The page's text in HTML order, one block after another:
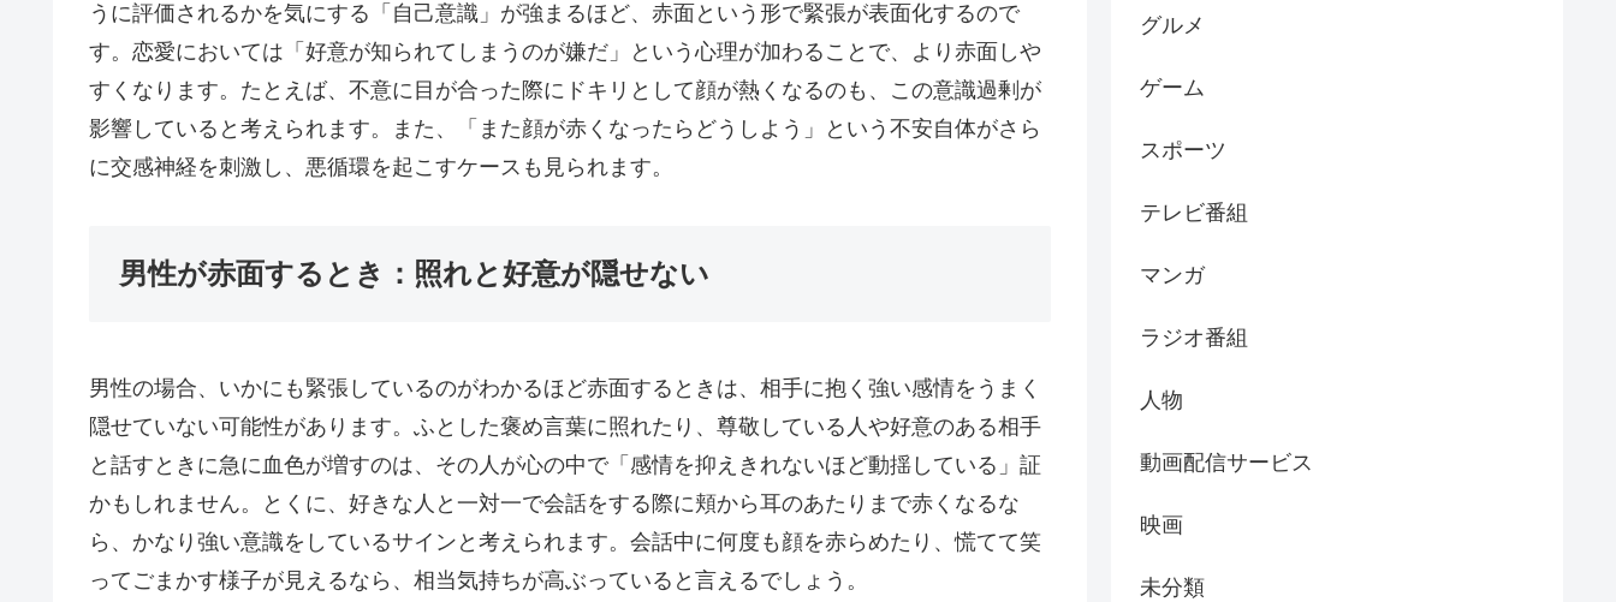
うに評価されるかを気にする「自己意識」が強まるほど、赤面という形で緊張が表面化するので
す。恋愛においては「好意が知られてしまうのが嫌だ」という心理が加わることで、より赤面しや
すくなります。たとえば、不意に目が合った際にドキリとして顔が熱くなるのも、この意識過剰が
影響していると考えられます。また、「また顔が赤くなったらどうしよう」という不安自体がさら
に交感神経を刺激し、悪循環を起こすケースも見られます。
男性が赤面するとき：照れと好意が隠せない
男性の場合、いかにも緊張しているのがわかるほど赤面するときは、相手に抱く強い感情をうまく
隠せていない可能性があります。ふとした褒め言葉に照れたり、尊敬している人や好意のある相手
と話すときに急に血色が増すのは、その人が心の中で「感情を抑えきれないほど動揺している」証
かもしれません。とくに、好きな人と一対一で会話をする際に頬から耳のあたりまで赤くなるな
ら、かなり強い意識をしているサインと考えられます。会話中に何度も顔を赤らめたり、慌てて笑
ってごまかす様子が見えるなら、相当気持ちが高ぶっていると言えるでしょう。
グルメ
ゲーム
スポーツ
テレビ番組
マンガ
ラジオ番組
人物
動画配信サービス
映画
未分類